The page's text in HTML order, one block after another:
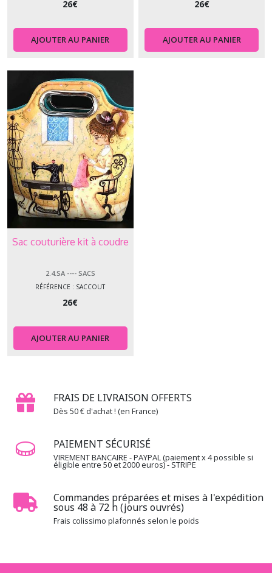
26€
AJOUTER AU PANIER
26€
AJOUTER AU PANIER
Sac couturière kit à coudre
2.4.SA ---- SACS
RÉFÉRENCE : SACCOUT
26€
AJOUTER AU PANIER
FRAIS DE LIVRAISON OFFERTS
Dès 50 € d'achat ! (en France)
PAIEMENT SÉCURISÉ
VIREMENT BANCAIRE - PAYPAL (paiement x 4 possible si
éligible entre 50 et 2000 euros) - STRIPE
Commandes préparées et mises à l'expédition
sous 48 à 72 h (jours ouvrés)
Frais colissimo plafonnés selon le poids
-
-
-
Maison
à
coudre
(6)
2.4.ME
-
-
-
-
Memory
(2)
2.4.SA
-
Tapis
Afficher